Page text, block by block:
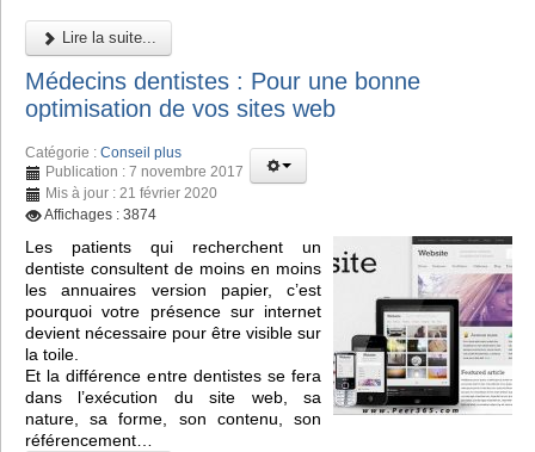
Lire la suite...
Médecins dentistes : Pour une bonne
optimisation de vos sites web
Catégorie : Conseil plus
Publication : 7 novembre 2017
Mis à jour : 21 février 2020
Affichages : 3874
Les patients qui recherchent un
dentiste consultent de moins en moins
les annuaires version papier, c’est
pourquoi votre présence sur internet
devient nécessaire pour être visible sur
la toile.
Et la différence entre dentistes se fera
dans l’exécution du site web, sa
nature, sa forme, son contenu, son
référencement…